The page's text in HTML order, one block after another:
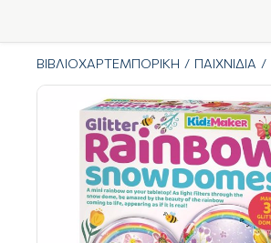
ΒΙΒΛΙΟΧΑΡΤΕΜΠΟΡΙΚΗ ΠΑΙΧΝΙΔΙΑ